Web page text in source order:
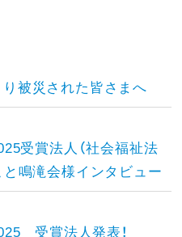
被災された皆さまへ
受賞法人（社会福祉法
と鳴滝会様インタビュー
受賞法人発表！